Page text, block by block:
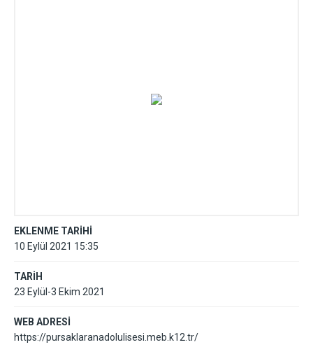
EKLENME TARİHİ
10 Eylül 2021 15:35
TARİH
23 Eylül-3 Ekim 2021
WEB ADRESİ
https://pursaklaranadolulisesi.meb.k12.tr/